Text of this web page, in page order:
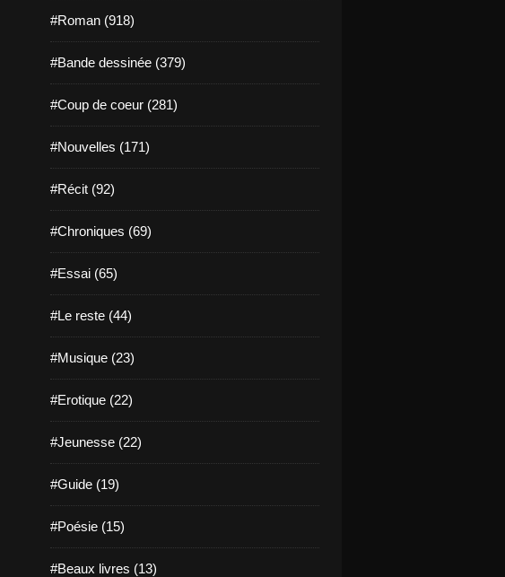
#Roman (918)
#Bande dessinée (379)
#Coup de coeur (281)
#Nouvelles (171)
#Récit (92)
#Chroniques (69)
#Essai (65)
#Le reste (44)
#Musique (23)
#Erotique (22)
#Jeunesse (22)
#Guide (19)
#Poésie (15)
#Beaux livres (13)